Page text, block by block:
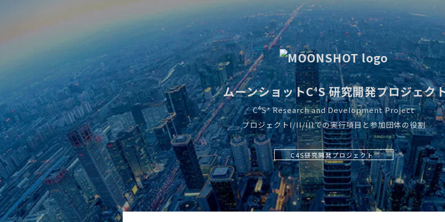
ムーンショットC4S 研究開発プロジェク
C4S* Research and Development Project
プロジェクトI/II/IIIでの実行項目と参加団体の役割
C4S研究開発プロジェクト